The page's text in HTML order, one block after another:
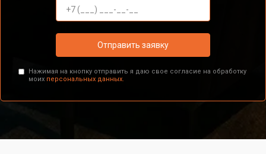
Отправить заявку
Нажимая на кнопку отправить я даю свое согласие на обработку
моих персональных данных.